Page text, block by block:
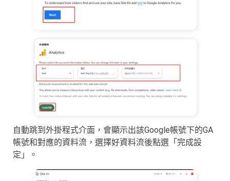
自動跳到外掛程式介面，會顯示出該Google帳號下的GA
帳號和對應的資料流，選擇好資料流後點選「完成設
定」。